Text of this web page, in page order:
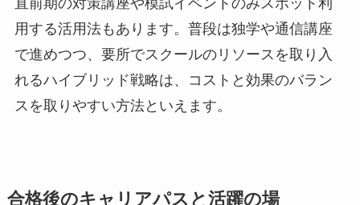
直前期の対策講座や模試イベントのみスポット利
用する活用法もあります。普段は独学や通信講座
で進めつつ、要所でスクールのリソースを取り入
れるハイブリッド戦略は、コストと効果のバラン
スを取りやすい方法といえます。
合格後のキャリアパスと活躍の場